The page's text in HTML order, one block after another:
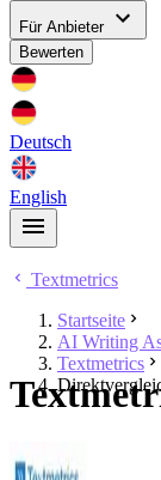
Für Anbieter
Bewerten
Deutsch
English
Textmetrics
Startseite
AI Writing
Textmetrics